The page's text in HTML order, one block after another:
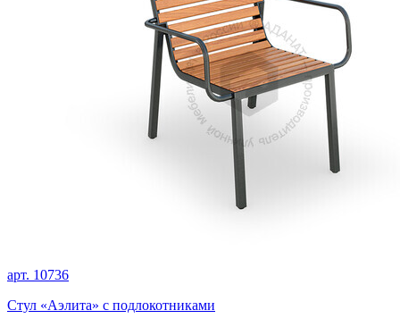
арт. 10736
Стул «Аэлита» с подлокотниками